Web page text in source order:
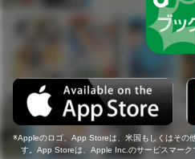
Appleのロゴ、App Storeは、米国もしくはその
す。App Storeは、Apple Inc.のサービスマーク